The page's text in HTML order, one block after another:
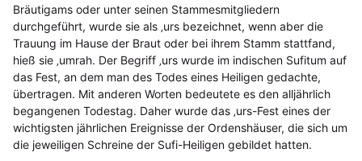
Bräutigams oder unter seinen Stammesmitgliedern
durchgeführt, wurde sie als ‚urs bezeichnet, wenn aber die
Trauung im Hause der Braut oder bei ihrem Stamm stattfand,
hieß sie ‚umrah. Der Begriff ‚urs wurde im indischen Sufitum auf
das Fest, an dem man des Todes eines Heiligen gedachte,
übertragen. Mit anderen Worten bedeutete es den alljährlich
begangenen Todestag. Daher wurde das ‚urs-Fest eines der
wichtigsten jährlichen Ereignisse der Ordenshäuser, die sich um
die jeweiligen Schreine der Sufi-Heiligen gebildet hatten.